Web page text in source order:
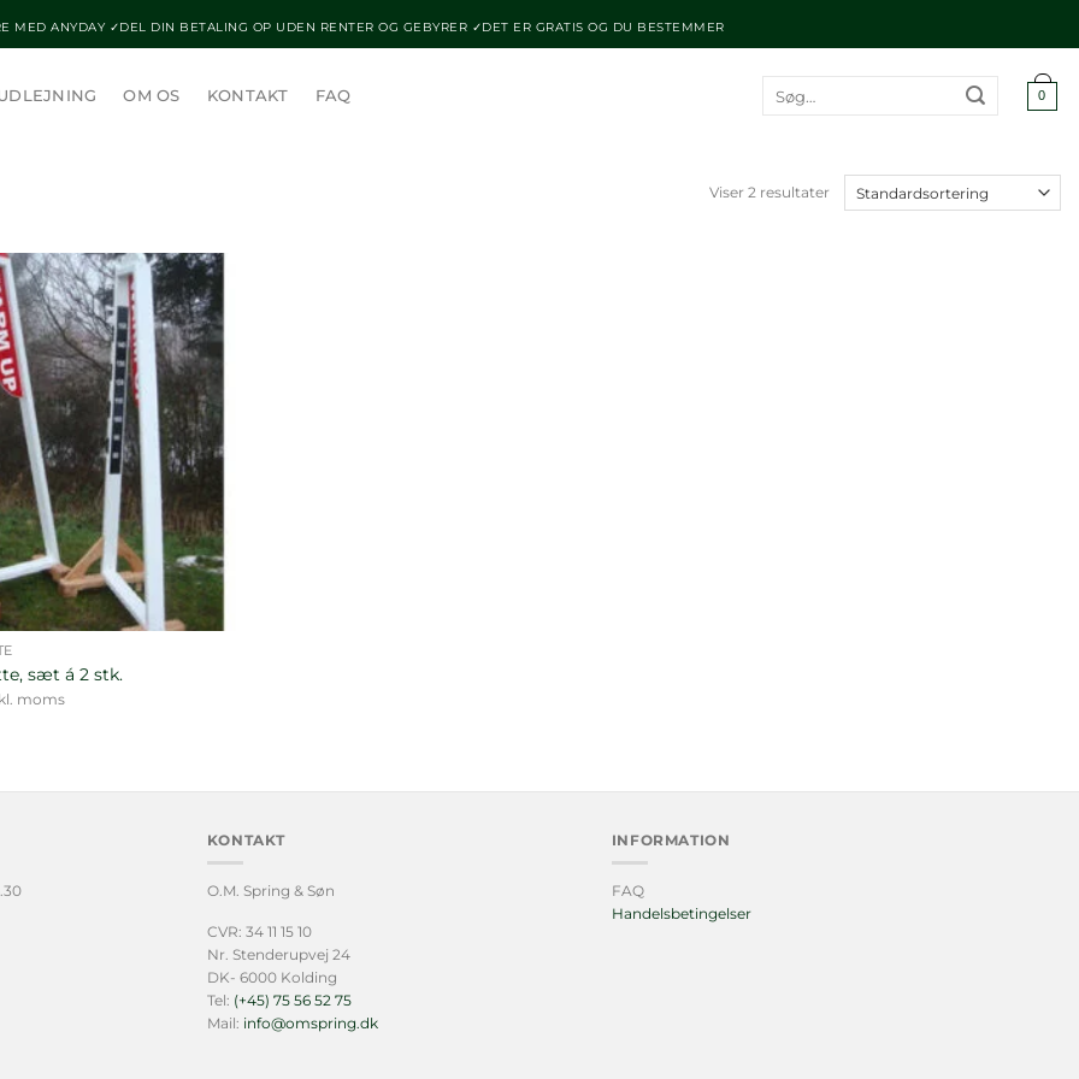
MED ANYDAY ✓DEL DIN BETALING OP UDEN RENTER OG GEBYRER ✓DET ER GRATIS OG DU BESTEMMER
OM OS KONTAKT FAQ
efter:
0
Viser 2 resultater
sæt á 2 stk.
moms
KONTAKT
O.M. Spring & Søn
CVR: 34 11 15 10
Nr. Stenderupvej 24
DK- 6000 Kolding
Tel: (+45) 75 56 52 75
Mail: info@omspring.dk
INFORMATION
FAQ
Handelsbetingelser